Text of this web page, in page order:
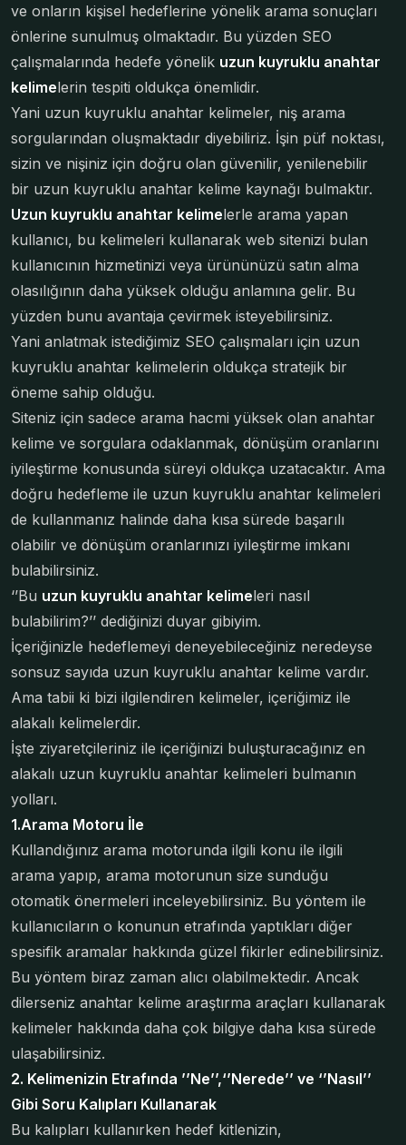
ve onların kişisel hedeflerine yönelik arama sonuçları
önlerine sunulmuş olmaktadır. Bu yüzden SEO
çalışmalarında hedefe yönelik uzun kuyruklu anahtar
kelimelerin tespiti oldukça önemlidir.
Yani uzun kuyruklu anahtar kelimeler, niş arama
sorgularından oluşmaktadır diyebiliriz. İşin püf noktası,
sizin ve nişiniz için doğru olan güvenilir, yenilenebilir
bir uzun kuyruklu anahtar kelime kaynağı bulmaktır.
Uzun kuyruklu anahtar kelimelerle arama yapan
kullanıcı, bu kelimeleri kullanarak web sitenizi bulan
kullanıcının hizmetinizi veya ürününüzü satın alma
olasılığının daha yüksek olduğu anlamına gelir. Bu
yüzden bunu avantaja çevirmek isteyebilirsiniz.
Yani anlatmak istediğimiz SEO çalışmaları için uzun
kuyruklu anahtar kelimelerin oldukça stratejik bir
öneme sahip olduğu.
Siteniz için sadece arama hacmi yüksek olan anahtar
kelime ve sorgulara odaklanmak, dönüşüm oranlarını
iyileştirme konusunda süreyi oldukça uzatacaktır. Ama
doğru hedefleme ile uzun kuyruklu anahtar kelimeleri
de kullanmanız halinde daha kısa sürede başarılı
olabilir ve dönüşüm oranlarınızı iyileştirme imkanı
bulabilirsiniz.
‘’Bu uzun kuyruklu anahtar kelimeleri nasıl
bulabilirim?’’ dediğinizi duyar gibiyim.
İçeriğinizle hedeflemeyi deneyebileceğiniz neredeyse
sonsuz sayıda uzun kuyruklu anahtar kelime vardır.
Ama tabii ki bizi ilgilendiren kelimeler, içeriğimiz ile
alakalı kelimelerdir.
İşte ziyaretçileriniz ile içeriğinizi buluşturacağınız en
alakalı uzun kuyruklu anahtar kelimeleri bulmanın
yolları.
1.Arama Motoru İle
Kullandığınız arama motorunda ilgili konu ile ilgili
arama yapıp, arama motorunun size sunduğu
otomatik önermeleri inceleyebilirsiniz. Bu yöntem ile
kullanıcıların o konunun etrafında yaptıkları diğer
spesifik aramalar hakkında güzel fikirler edinebilirsiniz.
Bu yöntem biraz zaman alıcı olabilmektedir. Ancak
dilerseniz anahtar kelime araştırma araçları kullanarak
kelimeler hakkında daha çok bilgiye daha kısa sürede
ulaşabilirsiniz.
2. Kelimenizin Etrafında ’’Ne’’,‘’Nerede’’ ve ‘’Nasıl’’
Gibi Soru Kalıpları Kullanarak
Bu kalıpları kullanırken hedef kitlenizin,